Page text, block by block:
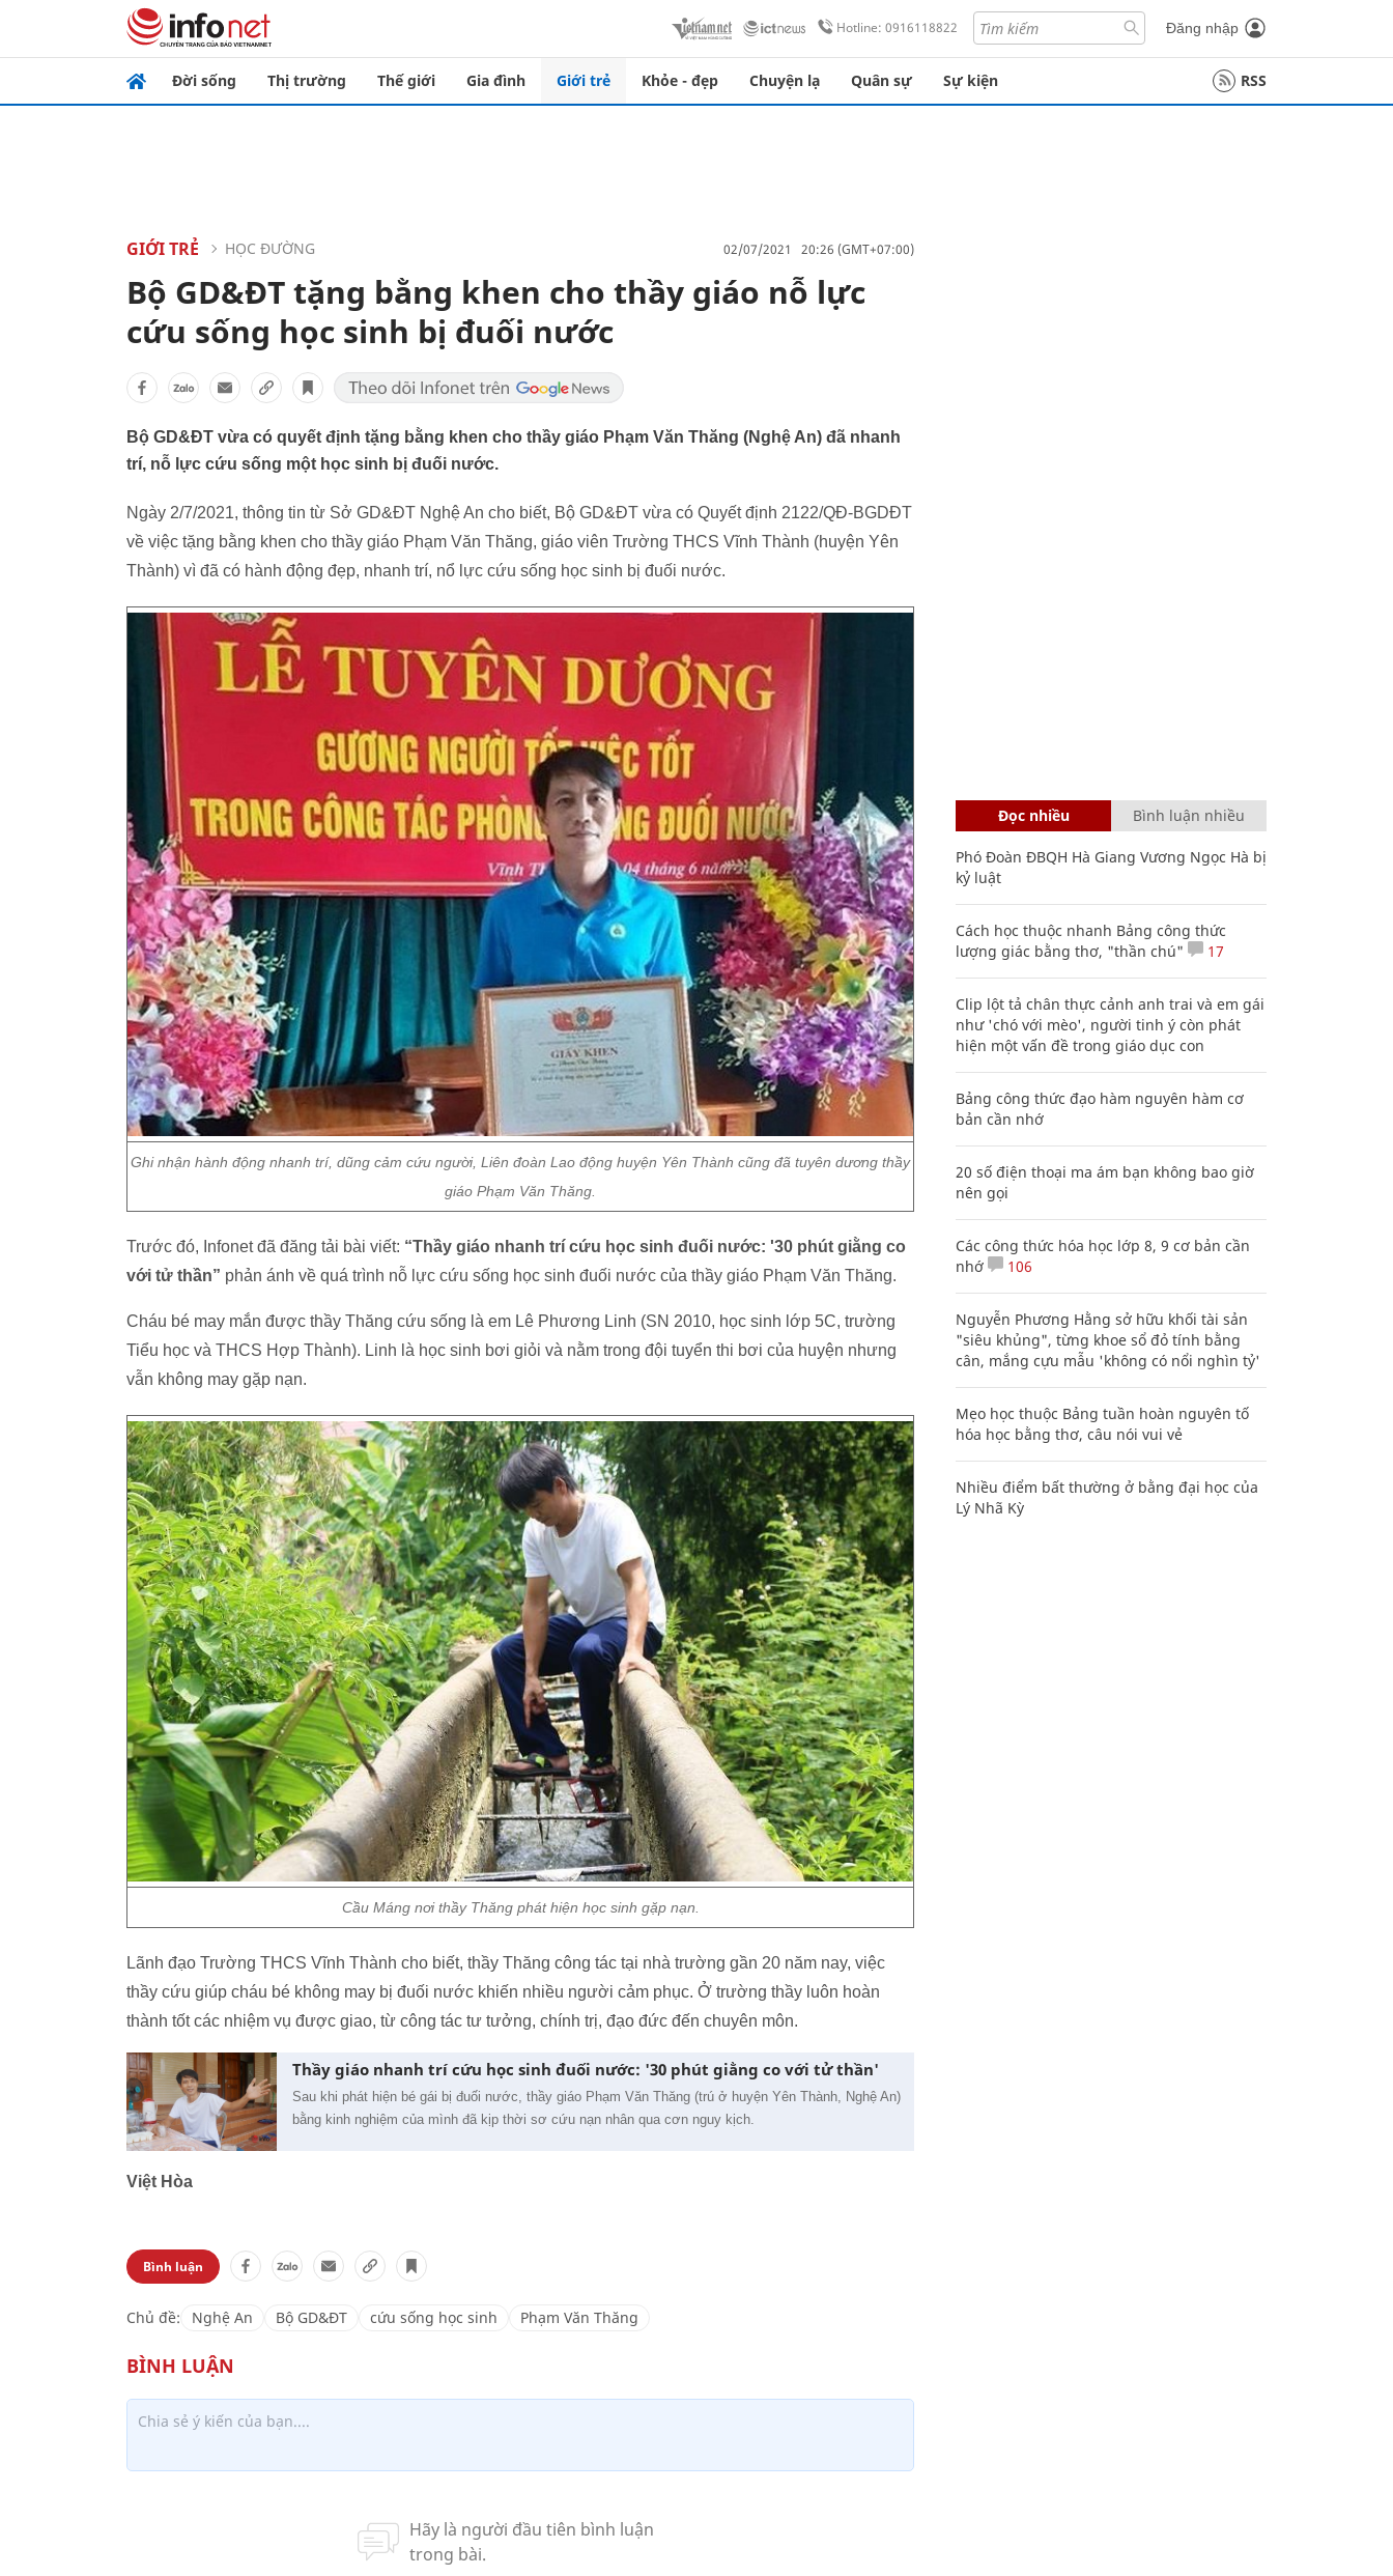
Hotline: 0916118822 Đăng nhập
Đời sống Thị trường Thế giới Gia đình Giới trẻ Khỏe - đẹp Chuyện lạ Quân sự Sự kiện RSS
GIỚI TRẺ HỌC ĐƯỜNG 02/07/2021 20:26 (GMT+07:00)
Bộ GD&ĐT tặng bằng khen cho thầy giáo nỗ lực
cứu sống học sinh bị đuối nước
Bộ GD&ĐT vừa có quyết định tặng bằng khen cho thầy giáo Phạm Văn Thăng (Nghệ An) đã nhanh
trí, nỗ lực cứu sống một học sinh bị đuối nước.
Ngày 2/7/2021, thông tin từ Sở GD&ĐT Nghệ An cho biết, Bộ GD&ĐT vừa có Quyết định 2122/QĐ-BGDĐT
về việc tặng bằng khen cho thầy giáo Phạm Văn Thăng, giáo viên Trường THCS Vĩnh Thành (huyện Yên
Thành) vì đã có hành động đẹp, nhanh trí, nổ lực cứu sống học sinh bị đuối nước.
Ghi nhận hành động nhanh trí, dũng cảm cứu người, Liên đoàn Lao động huyện Yên Thành cũng đã tuyên dương thầy
giáo Phạm Văn Thăng.
Trước đó, Infonet đã đăng tải bài viết: “Thầy giáo nhanh trí cứu học sinh đuối nước: '30 phút giằng co
với tử thần” phản ánh về quá trình nỗ lực cứu sống học sinh đuối nước của thầy giáo Phạm Văn Thăng.
Cháu bé may mắn được thầy Thăng cứu sống là em Lê Phương Linh (SN 2010, học sinh lớp 5C, trường
Tiểu học và THCS Hợp Thành). Linh là học sinh bơi giỏi và nằm trong đội tuyển thi bơi của huyện nhưng
vẫn không may gặp nạn.
Cầu Máng nơi thầy Thăng phát hiện học sinh gặp nạn.
Lãnh đạo Trường THCS Vĩnh Thành cho biết, thầy Thăng công tác tại nhà trường gần 20 năm nay, việc
thầy cứu giúp cháu bé không may bị đuối nước khiến nhiều người cảm phục. Ở trường thầy luôn hoàn
thành tốt các nhiệm vụ được giao, từ công tác tư tưởng, chính trị, đạo đức đến chuyên môn.
Thầy giáo nhanh trí cứu học sinh đuối nước: '30 phút giằng co với tử thần'
Sau khi phát hiện bé gái bị đuối nước, thầy giáo Phạm Văn Thăng (trú ở huyện Yên Thành, Nghệ An)
bằng kinh nghiệm của mình đã kịp thời sơ cứu nạn nhân qua cơn nguy kịch.
Việt Hòa
Bình luận
Chủ đề: Nghệ An Bộ GD&ĐT cứu sống học sinh Phạm Văn Thăng
Đọc nhiều Bình luận nhiều
Phó Đoàn ĐBQH Hà Giang Vương Ngọc Hà bị
kỷ luật
Cách học thuộc nhanh Bảng công thức
lượng giác bằng thơ, "thần chú"
17
Clip lột tả chân thực cảnh anh trai và em gái
như 'chó với mèo', người tinh ý còn phát
hiện một vấn đề trong giáo dục con
Bảng công thức đạo hàm nguyên hàm cơ
bản cần nhớ
20 số điện thoại ma ám bạn không bao giờ
nên gọi
Các công thức hóa học lớp 8, 9 cơ bản cần
nhớ
106
Nguyễn Phương Hằng sở hữu khối tài sản
"siêu khủng", từng khoe sổ đỏ tính bằng
cân, mắng cựu mẫu 'không có nổi nghìn tỷ'
Mẹo học thuộc Bảng tuần hoàn nguyên tố
hóa học bằng thơ, câu nói vui vẻ
Nhiều điểm bất thường ở bằng đại học của
Lý Nhã Kỳ